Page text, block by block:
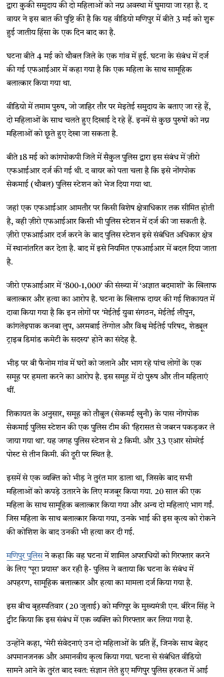
द्वारा कुकी समुदाय की दो महिलाओं को नग्न अवस्था में घुमाया जा रहा है. द
वायर ने इस बात की पुष्टि की है कि यह वीडियो मणिपुर में बीते 3 मई को शुरू
हुई जातीय हिंसा के एक दिन बाद का है.
घटना बीते 4 मई को थौबल जिले के एक गांव में हुई. घटना के संबंध में दर्ज
की गई एफआईआर में कहा गया है कि एक महिला के साथ सामूहिक
बलात्कार किया गया था.
वीडियो में तमाम पुरुष, जो जाहिर तौर पर मेइतेई समुदाय के बताए जा रहे हैं,
दो महिलाओं के साथ चलते हुए दिखाई दे रहे हैं. इनमें से कुछ पुरुषों को नग्न
महिलाओं को छूते हुए देखा जा सकता है.
बीते 18 मई को कांगपोकपी जिले में सैकुल पुलिस द्वारा इस संबंध में ज़ीरो
एफआईआर दर्ज की गई थी. द वायर को पता चला है कि इसे नोंगपोक
सेकमाई (थौबल) पुलिस स्टेशन को भेज दिया गया था.
जहां एक एफआईआर आमतौर पर किसी विशेष क्षेत्राधिकार तक सीमित होती
है, वही ज़ीरो एफआईआर किसी भी पुलिस स्टेशन में दर्ज की जा सकती है.
ज़ीरो एफआईआर दर्ज करने के बाद पुलिस स्टेशन इसे संबंधित अधिकार क्षेत्र
में स्थानांतरित कर देता है. बाद में इसे नियमित एफआईआर में बदल दिया जाता
है.
जीरो एफआईआर में ‘800-1,000’ की संख्या में ‘अज्ञात बदमाशों’ के खिलाफ
बलात्कार और हत्या का आरोप है. घटना के खिलाफ दायर की गई शिकायत में
दावा किया गया है कि इन लोगों पर ‘मेईतेई युवा संगठन, मेईतेई लीपुन,
कांगलेइपाक कनबा लुप, अरमबाई तेंग्गोल और विश्व मेईतेई परिषद, शेड्यूल
ट्राइब डिमांड कमेटी के सदस्य’ होने का संदेह है.
भीड़ पर बी फैनोम गांव में घरों को जलाने और भाग रहे पांच लोगों के एक
समूह पर हमला करने का आरोप है. इस समूह में दो पुरुष और तीन महिलाएं
थीं.
शिकायत के अनुसार, समूह को तौबुल (सेकमई खुनौ) के पास नोंगपोक
सेकमाई पुलिस स्टेशन की एक पुलिस टीम की ‘हिरासत से जबरन पकड़कर ले
जाया गया था’. यह जगह पुलिस स्टेशन से 2 किमी. और 33 एआर सोमरेई
पोस्ट से तीन किमी. की दूरी पर स्थित है.
इसमें से एक व्यक्ति को भीड़ ने तुरंत मार डाला था, जिसके बाद सभी
महिलाओं को कपड़े उतारने के लिए मजबूर किया गया. 20 साल की एक
महिला के साथ सामूहिक बलात्कार किया गया और अन्य दो महिलाएं भाग गईं.
जिस महिला के साथ बलात्कार किया गया, उनके भाई की इस कृत्य को रोकने
की कोशिश के बाद उनकी भी हत्या कर दी गई.
मणिपुर पुलिसने कहा कि वह घटना में शामिल अपराधियों को गिरफ्तार करने
के लिए ‘पूरा प्रयास’ कर रही है- पुलिस ने बताया कि घटना के संबंध में
अपहरण, सामूहिक बलात्कार और हत्या का मामला दर्ज किया गया है.
इस बीच बृहस्पतिवार (20 जुलाई) को मणिपुर के मुख्यमंत्री एन. बीरेन सिंह ने
ट्वीट किया कि इस संबंध में एक व्यक्ति को गिरफ्तार कर लिया गया है.
उन्होंने कहा, ‘मेरी संवेदनाएं उन दो महिलाओं के प्रति हैं, जिनके साथ बेहद
अपमानजनक और अमानवीय कृत्य किया गया. घटना से संबंधित वीडियो
सामने आने के तुरंत बाद स्वत: संज्ञान लेते हुए मणिपुर पुलिस हरकत में आई